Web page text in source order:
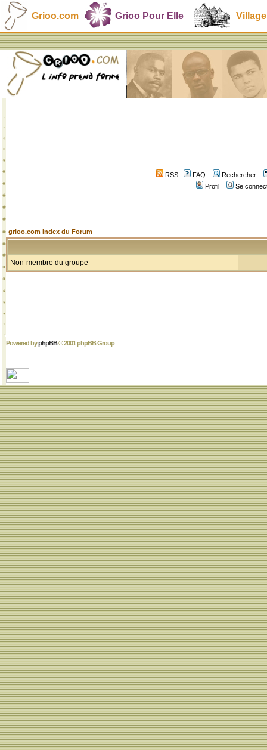
Grioo.com Grioo Pour Elle Village
RSS FAQ
Rechercher
Profil
Se
grioo.com Index du Forum
Non-membre du groupe
Powered byphpBB© 2001 phpBB Group